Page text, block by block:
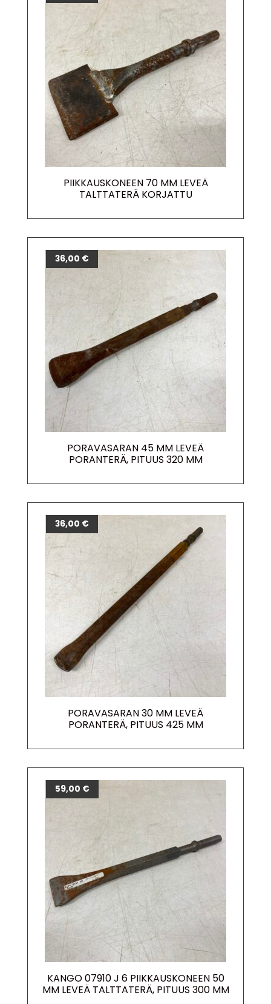
PIIKKAUSKONEEN 70 MM LEVEÄ
TALTTATERÄ KORJATTU
PORAVASARAN 45 MM LEVEÄ
PORANTERÄ, PITUUS 320 MM
36,00 €
PORAVASARAN 30 MM LEVEÄ
PORANTERÄ, PITUUS 425 MM
36,00 €
KANGO 07910 J 6 PIIKKAUSKONEEN 50
MM LEVEÄ TALTTATERÄ, PITUUS 300 MM
59,00 €